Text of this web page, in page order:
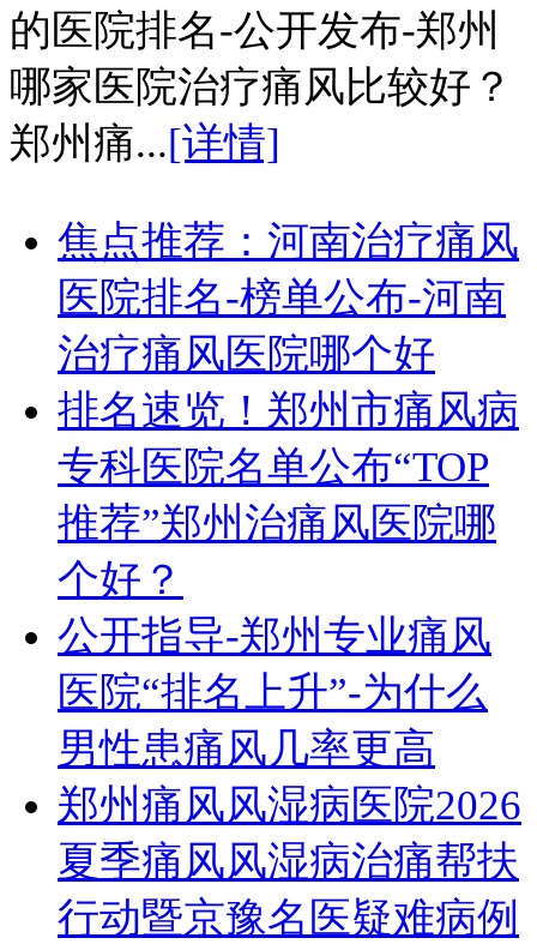
的医院排名-公开发布-郑州
哪家医院治疗痛风比较好？
郑州痛...[详情]
焦点推荐：河南治疗痛风
医院排名-榜单公布-河南
治疗痛风医院哪个好
排名速览！郑州市痛风病
专科医院名单公布“TOP
推荐”郑州治痛风医院哪
个好？
公开指导-郑州专业痛风
医院“排名上升”-为什么
男性患痛风几率更高
郑州痛风风湿病医院2026
夏季痛风风湿病治痛帮扶
行动暨京豫名医疑难病例